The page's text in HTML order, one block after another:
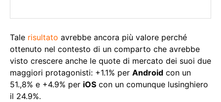
Tale risultato avrebbe ancora più valore perché
ottenuto nel contesto di un comparto che avrebbe
visto crescere anche le quote di mercato dei suoi due
maggiori protagonisti: +1.1% per Android con un
51.,8% e +4.9% per iOS con un comunque lusinghiero
il 24.9%.